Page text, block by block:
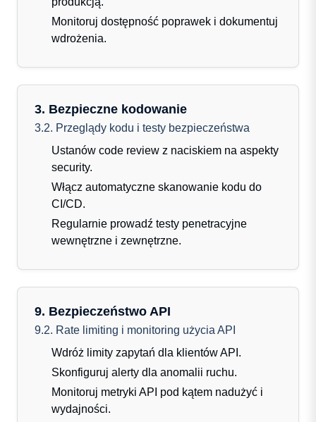
Monitoruj dostępność poprawek i dokumentuj
wdrożenia.
3. Bezpieczne kodowanie
3.2. Przeglądy kodu i testy bezpieczeństwa
Ustanów code review z naciskiem na aspekty
security.
Włącz automatyczne skanowanie kodu do
CI/CD.
Regularnie prowadź testy penetracyjne
wewnętrzne i zewnętrzne.
9. Bezpieczeństwo API
9.2. Rate limiting i monitoring użycia API
Wdróż limity zapytań dla klientów API.
Skonfiguruj alerty dla anomalii ruchu.
Monitoruj metryki API pod kątem nadużyć i
wydajności.